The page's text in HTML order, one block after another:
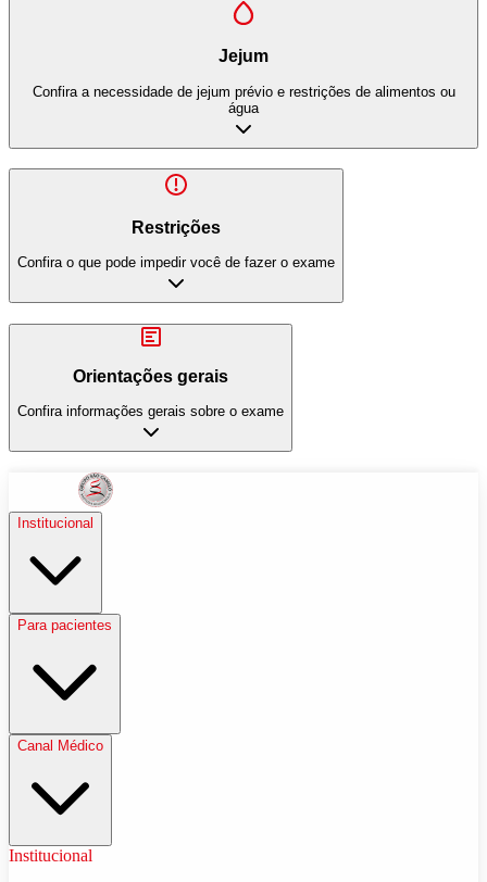
Jejum
Confira a necessidade de jejum prévio e restrições de alimentos ou
água
Restrições
Confira o que pode impedir você de fazer o exame
Orientações gerais
Confira informações gerais sobre o exame
Institucional
Para pacientes
Canal Médico
Institucional